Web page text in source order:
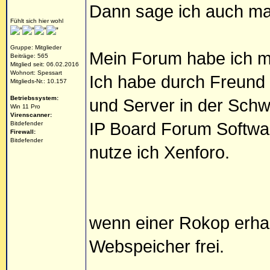
Fühlt sich hier wohl
Gruppe: Mitglieder
Beiträge: 565
Mitglied seit: 06.02.2016
Wohnort: Spessart
Mitglieds-Nr.: 10.157
Betriebssystem:
Win 11 Pro
Virenscanner:
Bitdefender
Firewall:
Bitdefender
Dann sage ich auch
Mein Forum habe ich
Ich habe durch
und Server in der
IP Board Forum
nutze ich Xenforo.
wenn einer Rokop
Webspeicher frei.